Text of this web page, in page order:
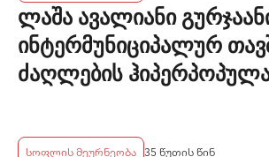
ლაშა ავალიანი
ინტერმუნიციპალურ
ძაღლების
მიმდინარეობას გაეცნო
სოფლის მეურნეობა 35 წუთის წინ